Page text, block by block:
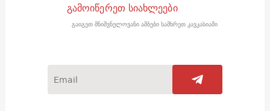
გამოიწერეთ სიახლეები
გაიგეთ მნიშვნელოვანი ამბები სამხრეთ კავკასიაში